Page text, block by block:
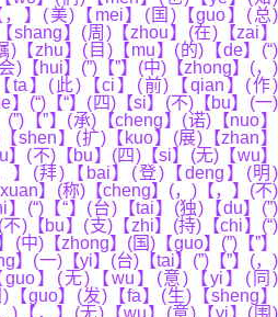
，】(美)【mei】(国)【guo】(总)
shang】(周)【zhou】(在)【zai】
)【zhu】(目)【mu】(的)【de】(“)
)【hui】(”)【”】(中)【zhong】(，)
ta】(此)【ci】(前)【qian】(作)
】(“)【“】(四)【si】(不)【bu】(一)
【”】(承)【cheng】(诺)【nuo】
shen】(扩)【kuo】(展)【zhan】
】(不)【bu】(四)【si】(无)【wu】
】(拜)【bai】(登)【deng】(明)
】(称)【cheng】(，)【，】(不)
(“)【“】(台)【tai】(独)【du】(”)
不)【bu】(支)【zhi】(持)【chi】(“)
(中)【zhong】(国)【guo】(”)【”】
】(一)【yi】(台)【tai】(”)【”】(，)
guo】(无)【wu】(意)【yi】(同)
【guo】(发)【fa】(生)【sheng】
)【，】(无)【wu】(意)【yi】(围)